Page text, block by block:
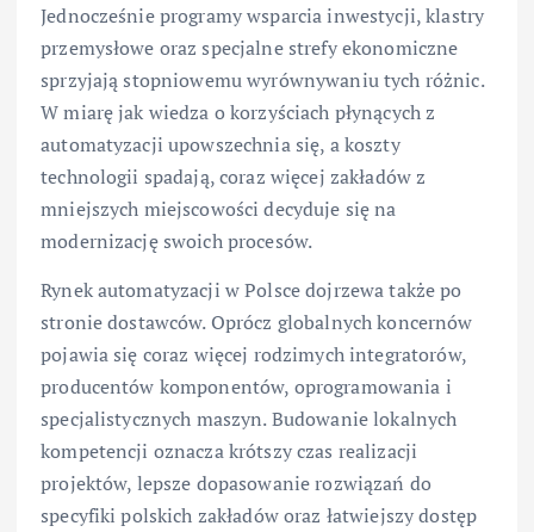
Jednocześnie programy wsparcia inwestycji, klastry
przemysłowe oraz specjalne strefy ekonomiczne
sprzyjają stopniowemu wyrównywaniu tych różnic.
W miarę jak wiedza o korzyściach płynących z
automatyzacji upowszechnia się, a koszty
technologii spadają, coraz więcej zakładów z
mniejszych miejscowości decyduje się na
modernizację swoich procesów.
Rynek automatyzacji w Polsce dojrzewa także po
stronie dostawców. Oprócz globalnych koncernów
pojawia się coraz więcej rodzimych integratorów,
producentów komponentów, oprogramowania i
specjalistycznych maszyn. Budowanie lokalnych
kompetencji oznacza krótszy czas realizacji
projektów, lepsze dopasowanie rozwiązań do
specyfiki polskich zakładów oraz łatwiejszy dostęp